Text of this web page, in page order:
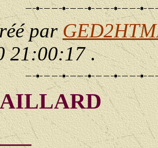
par
21:00:17.